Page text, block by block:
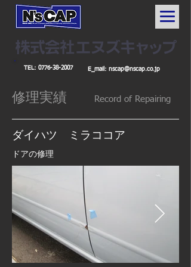
TEL: 0776-38-2007 E_mail: nscap@nscap.co.jp
修理実績 Record of Repairing
​ダイハツ ミラココア
ドアの修理